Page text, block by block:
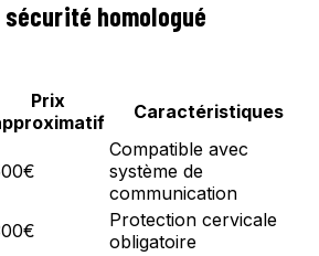
homologué
Prix
Caractéristiques
Compatible avec
système de
communication
Protection cervicale
obligatoire